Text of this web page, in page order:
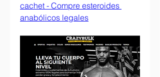
cachet - Compre esteroides
anabólicos legales